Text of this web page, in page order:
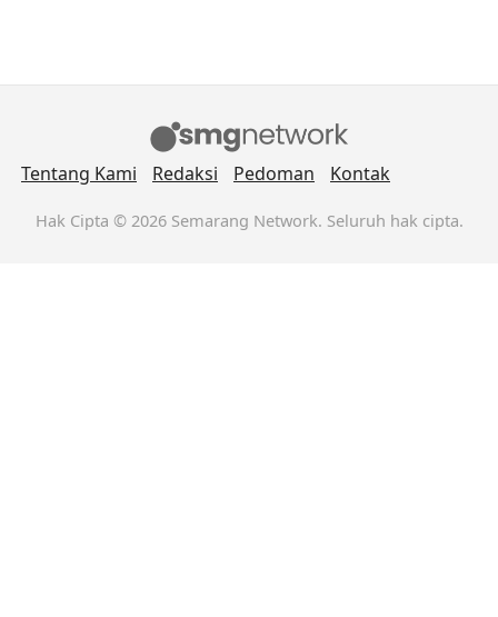
Tentang Kami Redaksi Pedoman Kontak
Hak Cipta © 2026 Semarang Network. Seluruh hak cipta.